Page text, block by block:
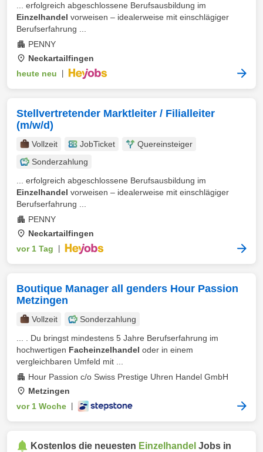
... erfolgreich abgeschlossene Berufsausbildung im
Einzelhandel vorweisen – idealerweise mit einschlägiger
Berufserfahrung ...
PENNY
Neckartailfingen
heute neu
Stellvertretender Marktleiter / Filialleiter
(m/w/d)
Vollzeit JobTicket
Quereinsteiger
Sonderzahlung
... erfolgreich abgeschlossene Berufsausbildung im
Einzelhandel vorweisen – idealerweise mit einschlägiger
Berufserfahrung ...
PENNY
Neckartailfingen
vor 1 Tag
Boutique Manager all genders Hour Passion
Metzingen
Vollzeit
Sonderzahlung
... . Du bringst mindestens 5 Jahre Berufserfahrung im
hochwertigen Facheinzelhandel oder in einem
vergleichbaren Umfeld mit ...
Hour Passion c/o Swiss Prestige Uhren Handel GmbH
Metzingen
vor 1 Woche
Kostenlos die neuesten Einzelhandel Jobs in